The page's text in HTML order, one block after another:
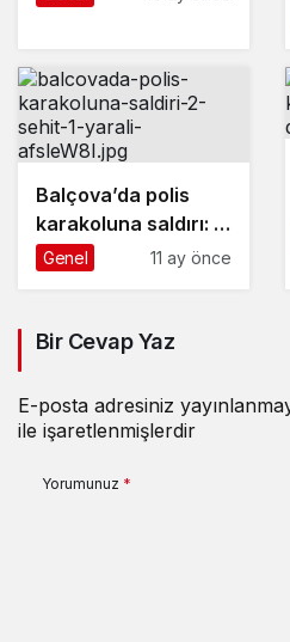
Balçova’da polis
karakoluna saldırı: 2
şehit, 1 yaralı
Genel 11 ay önce
Bir Cevap Yaz
E-posta adresiniz
ile işaretlenmişlerdir
Yorumunuz *